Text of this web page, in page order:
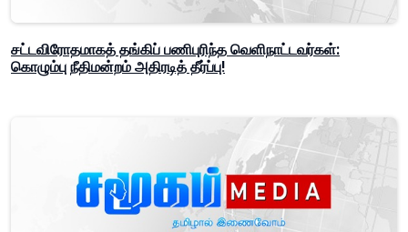
சட்டவிரோதமாகத் தங்கிப் பணிபுரிந்த வெளிநாட்டவர்கள்:
கொழும்பு நீதிமன்றம் அதிரடித் தீர்ப்பு!